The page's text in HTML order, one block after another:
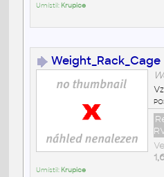
Umístil: Krupice
Weight_Rack_Cage
Umístil: Krupice